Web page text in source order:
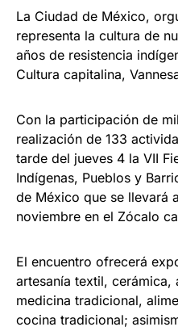
La Ciudad de México,
representa la cultura de
años de resistencia
Cultura capitalina,
Con la participación de
realización de 133
tarde del jueves 4 la VII
Indígenas, Pueblos y
de México que se llevará
noviembre en el Zócalo
El encuentro ofrecerá
artesanía textil,
medicina tradicional,
cocina tradicional;